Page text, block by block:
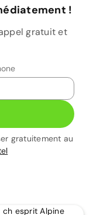
!
gratuit et
gratuitement au